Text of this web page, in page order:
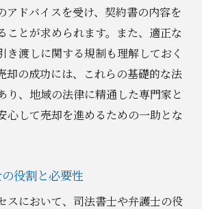
アドバイスを受け、契約書の内容を
ことが求められます。また、適正な
き渡しに関する規制も理解しておく
却の成功には、これらの基礎的な法
り、地域の法律に精通した専門家と
心して売却を進めるための一助とな
役割と必要性
スにおいて、司法書士や弁護士の役